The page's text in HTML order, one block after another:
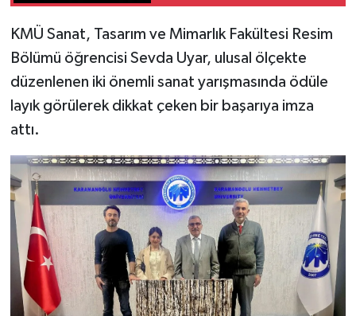
KMÜ Sanat, Tasarım ve Mimarlık Fakültesi Resim
Bölümü öğrencisi Sevda Uyar, ulusal ölçekte
düzenlenen iki önemli sanat yarışmasında ödüle
layık görülerek dikkat çeken bir başarıya imza
attı.